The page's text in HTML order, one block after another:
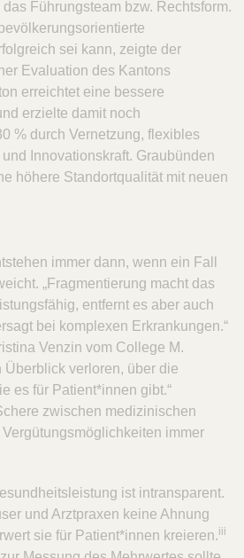
Führungsteam bzw. Rechtsform.
sei kann, zeigte der
Evaluation des Kantons
erreichtet eine bessere
erzielte damit noch
% durch Vernetzung, flexibles
Innovationskraft. Graubünden
höhere Standortqualität mit neuen
immer dann, wenn ein Fall
„Fragmentierung macht das
entfernt es aber auch
bei komplexen Erkrankungen.“
Venzin vom College M.
verloren, über die
es für Patient*innen gibt.“
zwischen medizinischen
immer
ist intransparent.
und Arztpraxen keine Ahnung
sie für Patient*innen kreieren.iii